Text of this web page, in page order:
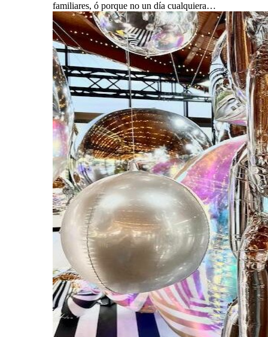
familiares, ó porque no un día cualquiera…